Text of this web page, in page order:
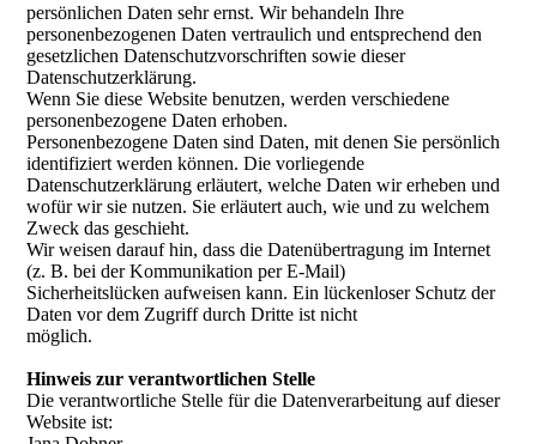
persönlichen Daten sehr ernst. Wir behandeln Ihre
personenbezogenen Daten vertraulich und entsprechend den
gesetzlichen Datenschutzvorschriften sowie dieser
Datenschutzerklärung.
Wenn Sie diese Website benutzen, werden verschiedene
personenbezogene Daten erhoben.
Personenbezogene Daten sind Daten, mit denen Sie persönlich
identifiziert werden können. Die vorliegende
Datenschutzerklärung erläutert, welche Daten wir erheben und
wofür wir sie nutzen. Sie erläutert auch, wie und zu welchem
Zweck das geschieht.
Wir weisen darauf hin, dass die Datenübertragung im Internet
(z. B. bei der Kommunikation per E-Mail)
Sicherheitslücken aufweisen kann. Ein lückenloser Schutz der
Daten vor dem Zugriff durch Dritte ist nicht
möglich.
Hinweis zur verantwortlichen Stelle
Die verantwortliche Stelle für die Datenverarbeitung auf dieser
Website ist: